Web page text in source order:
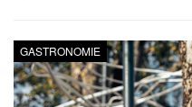
GASTRONOMIE